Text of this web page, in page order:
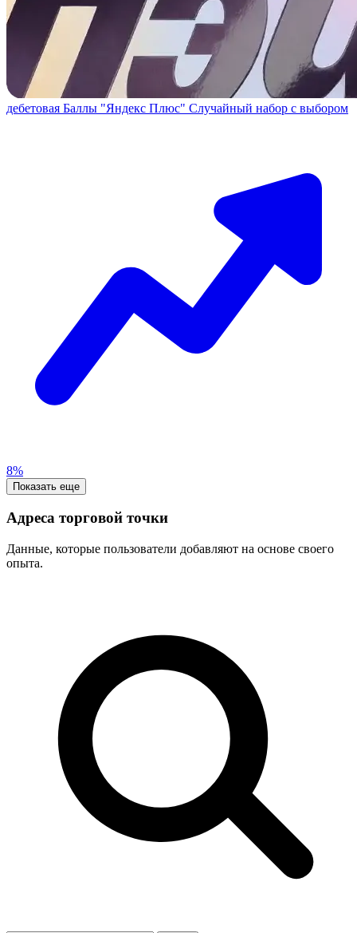
дебетовая Баллы "Яндекс Плюс" Случайный набор с выбором
8%
Показать еще
Адреса торговой точки
Данные, которые пользователи добавляют на основе своего
опыта.